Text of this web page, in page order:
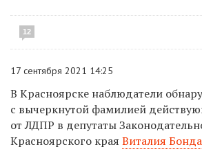
12
17 сентября 2021 14:25
В Красноярске наблюдатели
с вычеркнутой фамилией
от ЛДПР в депутаты
Красноярского края Виталия